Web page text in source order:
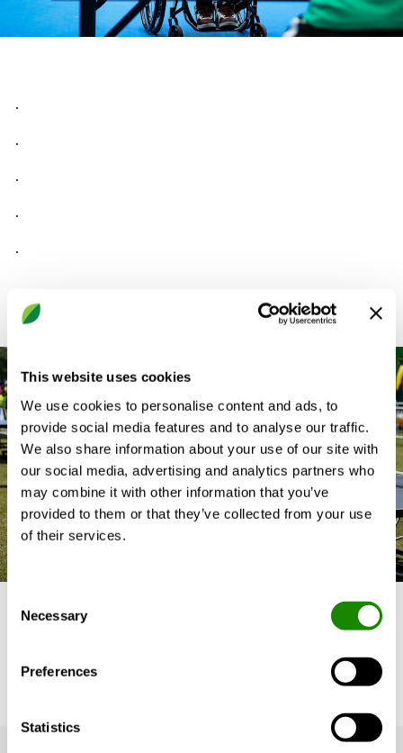
This website uses cookies
We use cookies to personalise content and ads, to
provide social media features and to analyse our traffic.
We also share information about your use of our site with
our social media, advertising and analytics partners who
may combine it with other information that you’ve
provided to them or that they’ve collected from your use
of their services.
Selection
Necessary
Preferences
Statistics
.
.
.
.
.